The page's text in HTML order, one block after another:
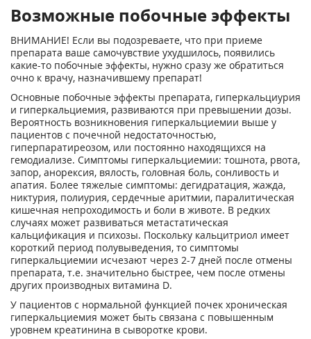
Возможные побочные эффекты
ВНИМАНИЕ! Если вы подозреваете, что при приеме
препарата ваше самочувствие ухудшилось, появились
какие-то побочные эффекты, нужно сразу же обратиться
очно к врачу, назначившему препарат!
Основные побочные эффекты препарата, гиперкальциурия
и гиперкальциемия, развиваются при превышении дозы.
Вероятность возникновения гиперкальциемии выше у
пациентов с почечной недостаточностью,
гиперпаратиреозом, или постоянно находящихся на
гемодиализе. Симптомы гиперкальциемии: тошнота, рвота,
запор, анорексия, вялость, головная боль, сонливость и
апатия. Более тяжелые симптомы: дегидратация, жажда,
никтурия, полиурия, сердечные аритмии, паралитическая
кишечная непроходимость и боли в животе. В редких
случаях может развиваться метастатическая
кальцификация и психозы. Поскольку кальцитриол имеет
короткий период полувыведения, то симптомы
гиперкальциемии исчезают через 2-7 дней после отмены
препарата, т.е. значительно быстрее, чем после отмены
других производных витамина D.
У пациентов с нормальной функцией почек хроническая
гиперкальциемия может быть связана с повышенным
уровнем креатинина в сыворотке крови.